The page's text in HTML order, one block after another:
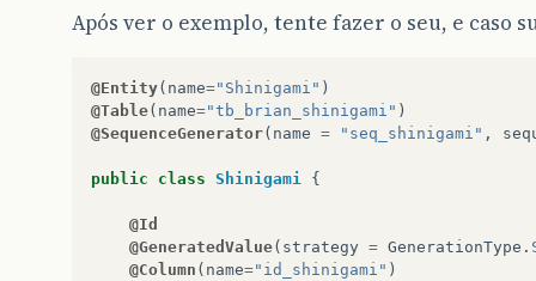
Após ver o exemplo, tente fazer o seu, e caso
@Entity( name="Shinigami" )
@Table( name="tb_brian_shinigami" )
@SequenceGenerator( name = "seq_shinigami" ,
public class Shinigami {
@Id
@GeneratedValue( strategy = GenerationType .
@Column ( name="id_shinigami" )